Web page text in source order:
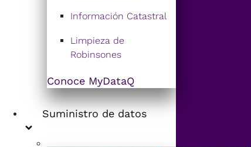
Información Catastral
Limpieza de
Robinsones
Conoce MyDataQ
Suministro de datos